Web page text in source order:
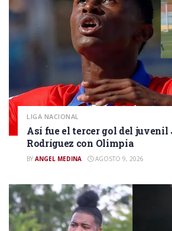
LIGA NACIONAL
Así fue el tercer gol del juvenil
Rodríguez con Olimpia
BY ANGEL MEDINA AGOSTO 9, 2026